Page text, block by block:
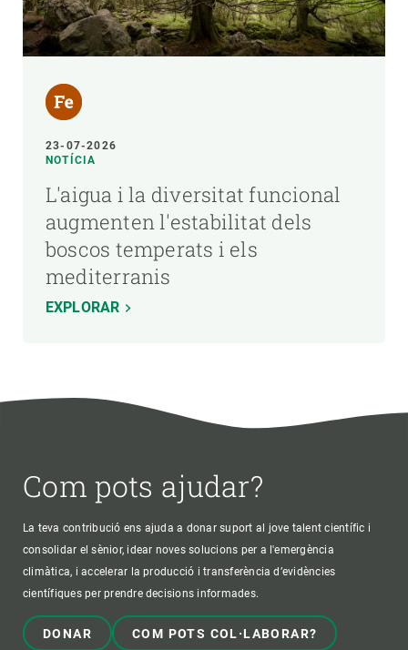
23-07-2026
NOTÍCIA
L'aigua i la diversitat funcional
augmenten l'estabilitat dels
boscos temperats i els
mediterranis
EXPLORAR
Com pots ajudar?
La teva contribució ens ajuda a donar suport al jove talent científic i
consolidar el sènior, idear noves solucions per a l'emergència
climàtica, i accelerar la producció i transferència d’evidències
científiques per prendre decisions informades.
DONAR COM POTS COL·LABORAR?